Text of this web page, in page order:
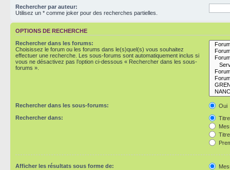
Rechercher par auteur:
Utilisez un * comme joker pour des recherches partielles.
OPTIONS DE RECHERCHE
Rechercher dans les forums:
Choisissez le forum ou les forums dans le(s)quel(s) vous souhaitez
effectuer une recherche. Les sous-forums sont automatiquement inclus si
vous ne désactivez pas l’option ci-dessous « Rechercher dans les sous-
forums ».
Rechercher dans les sous-forums:
Oui
Rechercher dans:
Afficher les résultats sous forme de: